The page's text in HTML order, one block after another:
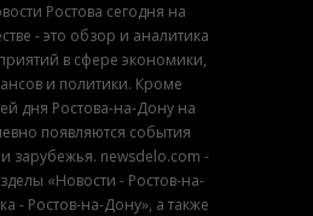
Ростова сегодня на
- это обзор и аналитика
в сфере экономики,
и политики. Кроме
дня Ростова-на-Дону на
появляются события
зарубежья. newsdelo.com -
«Новости - Ростов-на-
- Ростов-на-Дону», а также